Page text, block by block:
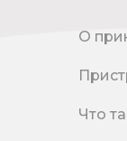
О
Что